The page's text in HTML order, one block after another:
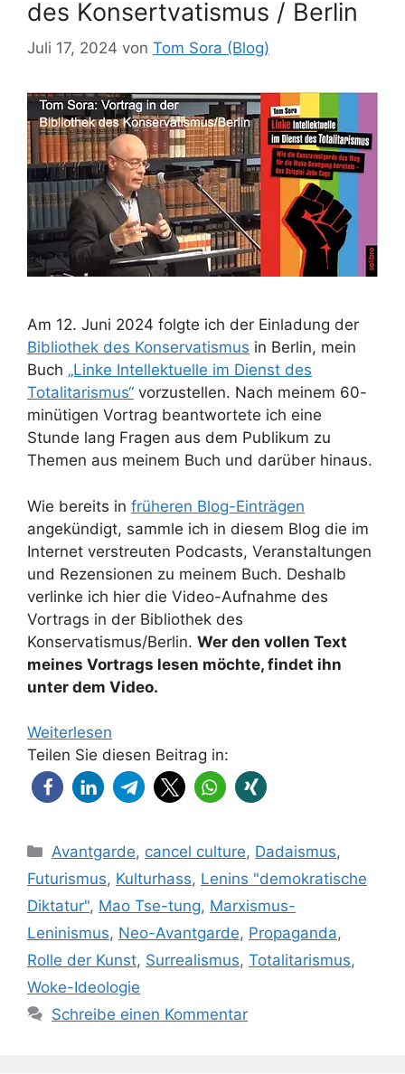
des Konsertvatismus / Berlin
Juli 17, 2024 von Tom Sora (Blog)
Am 12. Juni 2024 folgte ich der Einladung der
Bibliothek des Konservatismus in Berlin, mein
Buch „Linke Intellektuelle im Dienst des
Totalitarismus“ vorzustellen. Nach meinem 60-
minütigen Vortrag beantwortete ich eine
Stunde lang Fragen aus dem Publikum zu
Themen aus meinem Buch und darüber hinaus.
Wie bereits in früheren Blog-Einträgen
angekündigt, sammle ich in diesem Blog die im
Internet verstreuten Podcasts, Veranstaltungen
und Rezensionen zu meinem Buch. Deshalb
verlinke ich hier die Video-Aufnahme des
Vortrags in der Bibliothek des
Konservatismus/Berlin. Wer den vollen Text
meines Vortrags lesen möchte, findet ihn
unter dem Video.
Weiterlesen
Teilen Sie diesen Beitrag in:
Kategorien
Avantgarde, cancel culture, Dadaismus,
Futurismus, Kulturhass, Lenins "demokratische
Diktatur", Mao Tse-tung, Marxismus-
Leninismus, Neo-Avantgarde, Propaganda,
Rolle der Kunst, Surrealismus, Totalitarismus,
Woke-Ideologie
Schreibe einen Kommentar